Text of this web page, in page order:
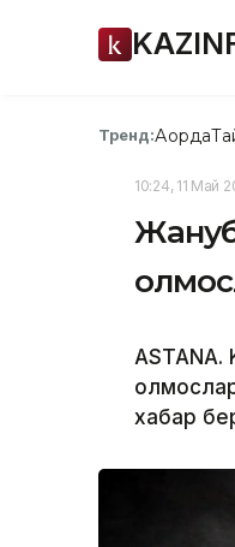
Тренд:Ақорда
10:24, 11 Май
ASTANA.
хабар